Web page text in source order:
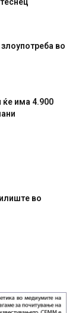
во
ќе има 4.900
во